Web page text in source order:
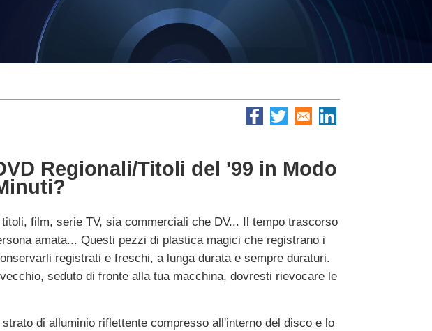
Regionali/Titoli del '99 in Modo
film, serie TV, sia commerciali che DV... Il tempo trascorso
amata... Questi pezzi di plastica magici che registrano i
registrati e freschi, a lunga durata e sempre duraturi.
seduto di fronte alla tua macchina, dovresti rievocare le
di alluminio riflettente compresso all'interno del disco e lo